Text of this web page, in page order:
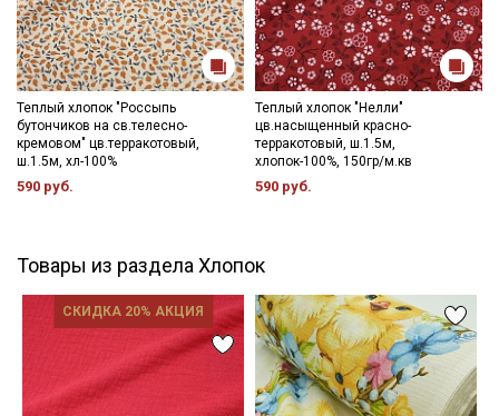
Теплый хлопок "Россыпь
бутончиков на св.телесно-
кремовом" цв.терракотовый,
ш.1.5м, хл-100%
590 руб.
Теплый хлопок "Нелли"
цв.насыщенный красно-
терракотовый, ш.1.5м,
хлопок-100%, 150гр/м.кв
590 руб.
Товары из раздела Хлопок
СКИДКА 20% АКЦИЯ